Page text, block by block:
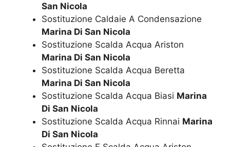
San Nicola
Sostituzione Caldaie A Condensazione
Marina Di San Nicola
Sostituzione Scalda Acqua Ariston
Marina Di San Nicola
Sostituzione Scalda Acqua Beretta
Marina Di San Nicola
Sostituzione Scalda Acqua Biasi Marina
Di San Nicola
Sostituzione Scalda Acqua Rinnai Marina
Di San Nicola